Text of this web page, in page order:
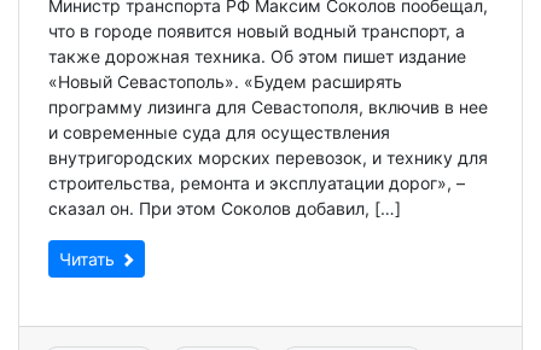
Министр транспорта РФ Максим Соколов пообещал,
что в городе появится новый водный транспорт, а
также дорожная техника. Об этом пишет издание
«Новый Севастополь». «Будем расширять
программу лизинга для Севастополя, включив в нее
и современные суда для осуществления
внутригородских морских перевозок, и технику для
строительства, ремонта и эксплуатации дорог», –
сказал он. При этом Соколов добавил, […]
Читать